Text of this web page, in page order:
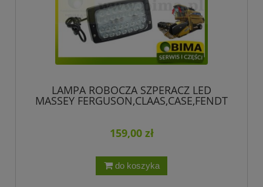
LAMPA ROBOCZA SZPERACZ LED
MASSEY FERGUSON,CLAAS,CASE,FENDT
159,00 zł
do koszyka